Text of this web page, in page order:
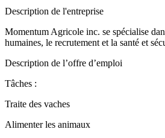
Description de l'entreprise
Momentum Agricole inc. se spécialise
humaines, le recrutement et la santé et
Description de l’offre d’emploi
Tâches :
Traite des vaches
Alimenter les animaux